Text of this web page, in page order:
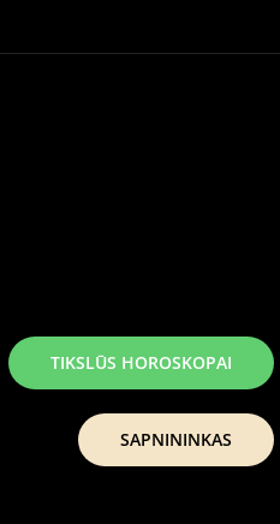
TIKSLŪS HOROSKOPAI
SAPNININKAS